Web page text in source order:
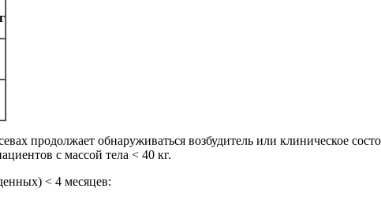
продолжает обнаруживаться возбудитель или клиническое
с массой тела < 40 кг.
< 4 месяцев: